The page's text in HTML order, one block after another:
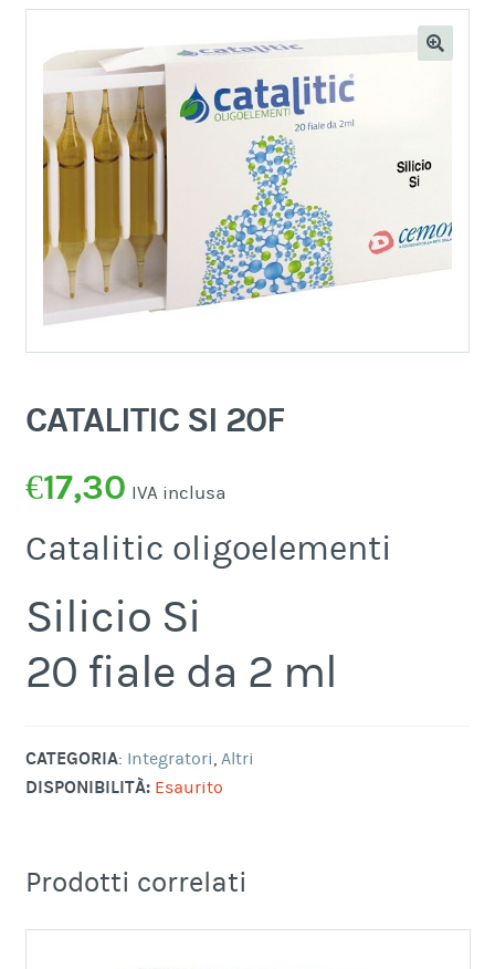
CATALITIC SI 20F
€17,30 IVA inclusa
Catalitic oligoelementi
Silicio Si
20 fiale da 2 ml
CATEGORIA: Integratori, Altri
DISPONIBILITÀ: Esaurito
Prodotti correlati